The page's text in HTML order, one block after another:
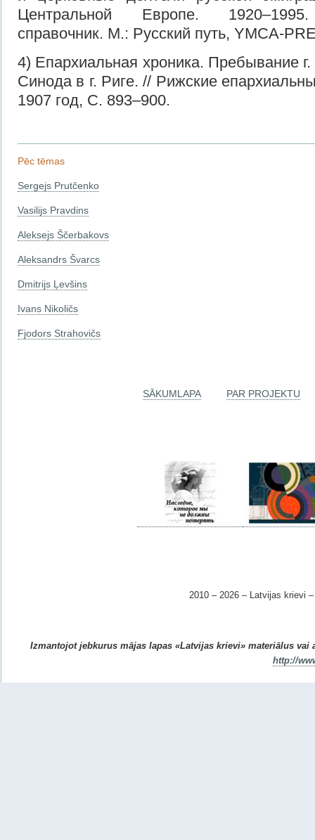
Центральной Европе. 1920–1995.
справочник. М.: Русский путь, YMCA-
4) Епархиальная хроника. Пребывание
Синода в г. Риге. // Рижские
1907 год, С. 893–900.
Pēc tēmas
Sergejs Prutčenko
Vasilijs Pravdins
Aleksejs Ščerbakovs
Aleksandrs Švarcs
Dmitrijs Ļevšins
Ivans Nikoličs
Fjodors Strahovičs
SĀKUMLAPA PAR PROJEKTU
2010 – 2026 – Latvijas krievi –
Izmantojot jebkurus mājas lapas «Latvijas krievi» materiālus
http://